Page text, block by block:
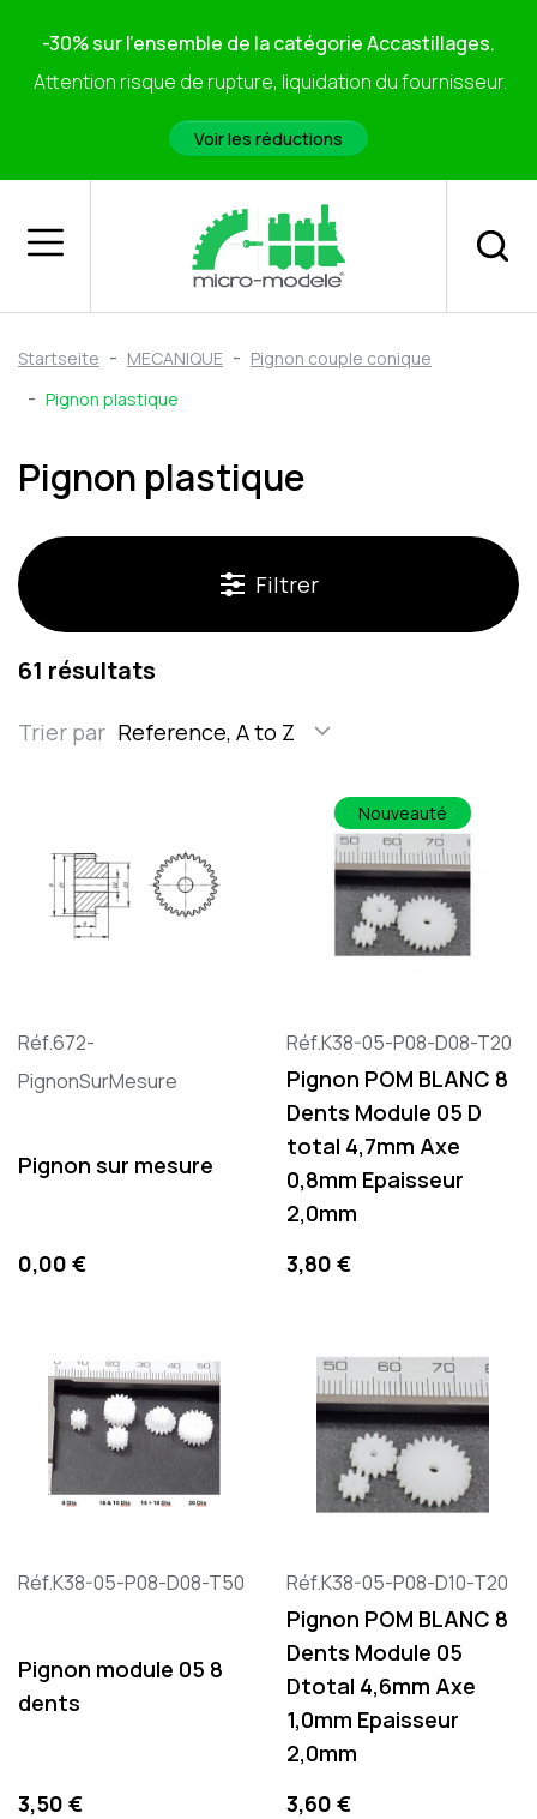
-30% sur l'ensemble de la catégorie Accastillages.
Attention risque de rupture, liquidation du fournisseur.
Voir les réductions
Startseite MECANIQUE
Pignon couple conique
Pignon plastique
Pignon plastique
Filtrer
61 résultats
Trier par Reference, A to Z
Réf.672-
PignonSurMesure
Pignon sur mesure
Preis
0,00 €
Réf.K38-05-P08-D08-T20
Pignon POM BLANC 8
Dents Module 05 D
total 4,7mm Axe
0,8mm Epaisseur
2,0mm
Preis
3,80 €
Nouveauté
Réf.K38-05-P08-D08-T50
Pignon module 05 8
dents
Preis
3,50 €
Réf.K38-05-P08-D10-T20
Pignon POM BLANC 8
Dents Module 05
Dtotal 4,6mm Axe
1,0mm Epaisseur
2,0mm
Preis
3,60 €